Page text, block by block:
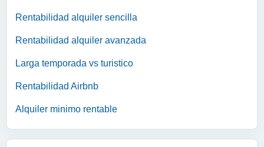
Rentabilidad alquiler sencilla
Rentabilidad alquiler avanzada
Larga temporada vs turistico
Rentabilidad Airbnb
Alquiler minimo rentable